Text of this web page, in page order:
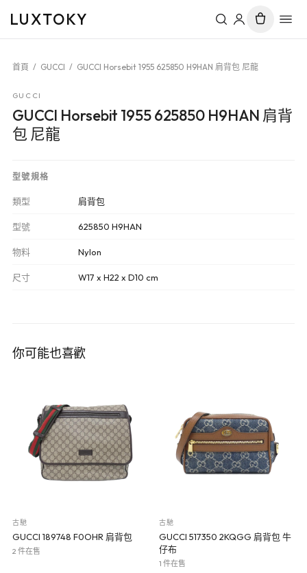
LUXTOKY
首頁 / GUCCI / GUCCI Horsebit 1955 625850 H9HAN 肩背包 尼龍
GUCCI
GUCCI Horsebit 1955 625850 H9HAN 肩背
包 尼龍
型號規格
類型 肩背包
型號 625850 H9HAN
物料 Nylon
尺寸 W17 x H22 x D10 cm
你可能也喜歡
古馳
GUCCI 189748 F0OHR 肩背包
2 件在售
古馳
GUCCI 517350 2KQGG 肩背包 牛
仔布
1 件在售